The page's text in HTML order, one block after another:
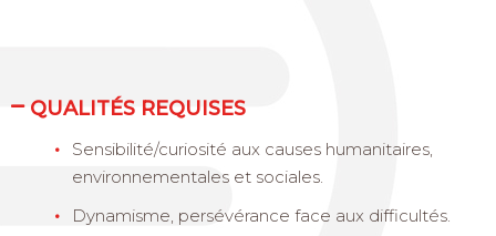
QUALITÉS REQUISES
Sensibilité/curiosité aux causes humanitaires,
environnementales et sociales.
Dynamisme, persévérance face aux difficultés.